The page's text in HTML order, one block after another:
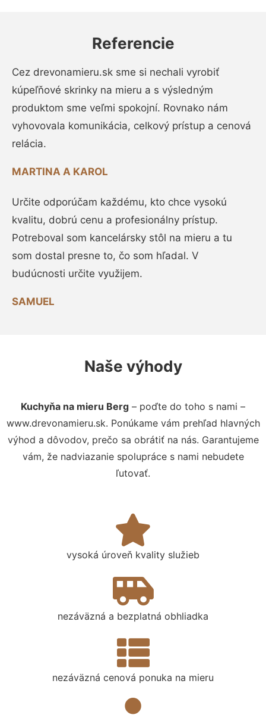
Referencie
Cez drevonamieru.sk sme si nechali vyrobiť
kúpeľňové skrinky na mieru a s výsledným
produktom sme veľmi spokojní. Rovnako nám
vyhovovala komunikácia, celkový prístup a cenová
relácia.
MARTINA A KAROL
Určite odporúčam každému, kto chce vysokú
kvalitu, dobrú cenu a profesionálny prístup.
Potreboval som kancelársky stôl na mieru a tu
som dostal presne to, čo som hľadal. V
budúcnosti určite využijem.
SAMUEL
Naše výhody
Kuchyňa na mieru Berg – poďte do toho s nami –
www.drevonamieru.sk. Ponúkame vám prehľad hlavných
výhod a dôvodov, prečo sa obrátiť na nás. Garantujeme
vám, že nadviazanie spolupráce s nami nebudete
ľutovať.
vysoká úroveň kvality služieb
nezáväzná a bezplatná obhliadka
nezáväzná cenová ponuka na mieru